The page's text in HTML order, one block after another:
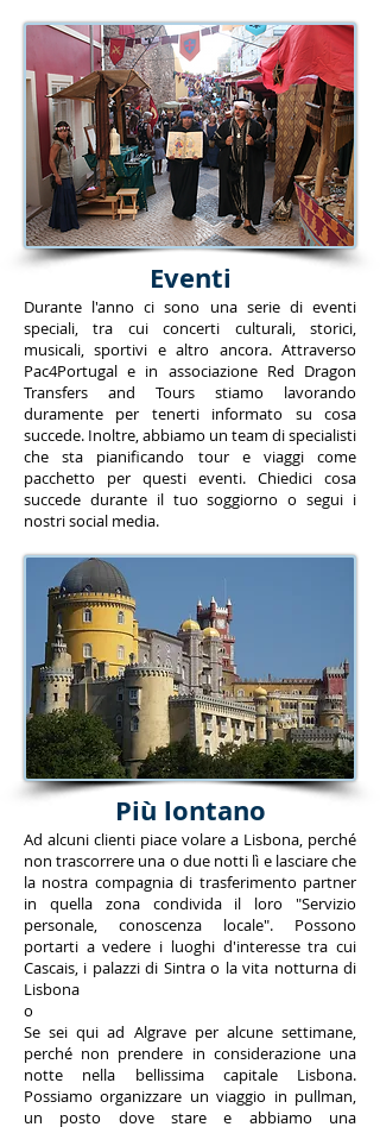
Eventi
Durante l'anno ci sono una serie di eventi
speciali, tra cui concerti culturali, storici,
musicali, sportivi e altro ancora. Attraverso
Pac4Portugal e in associazione Red Dragon
Transfers and Tours stiamo lavorando
duramente per tenerti informato su cosa
succede. Inoltre, abbiamo un team di specialisti
che sta pianificando tour e viaggi come
pacchetto per questi eventi. Chiedici cosa
succede durante il tuo soggiorno o segui i
nostri social media.
Più lontano
Ad alcuni clienti piace volare a Lisbona, perché
non trascorrere una o due notti lì e lasciare che
la nostra compagnia di trasferimento partner
in quella zona condivida il loro "Servizio
personale, conoscenza locale". Possono
portarti a vedere i luoghi d'interesse tra cui
Cascais, i palazzi di Sintra o la vita notturna di
Lisbona
o
Se sei qui ad Algrave per alcune settimane,
perché non prendere in considerazione una
notte nella bellissima capitale Lisbona.
Possiamo organizzare un viaggio in pullman,
un posto dove stare e abbiamo una